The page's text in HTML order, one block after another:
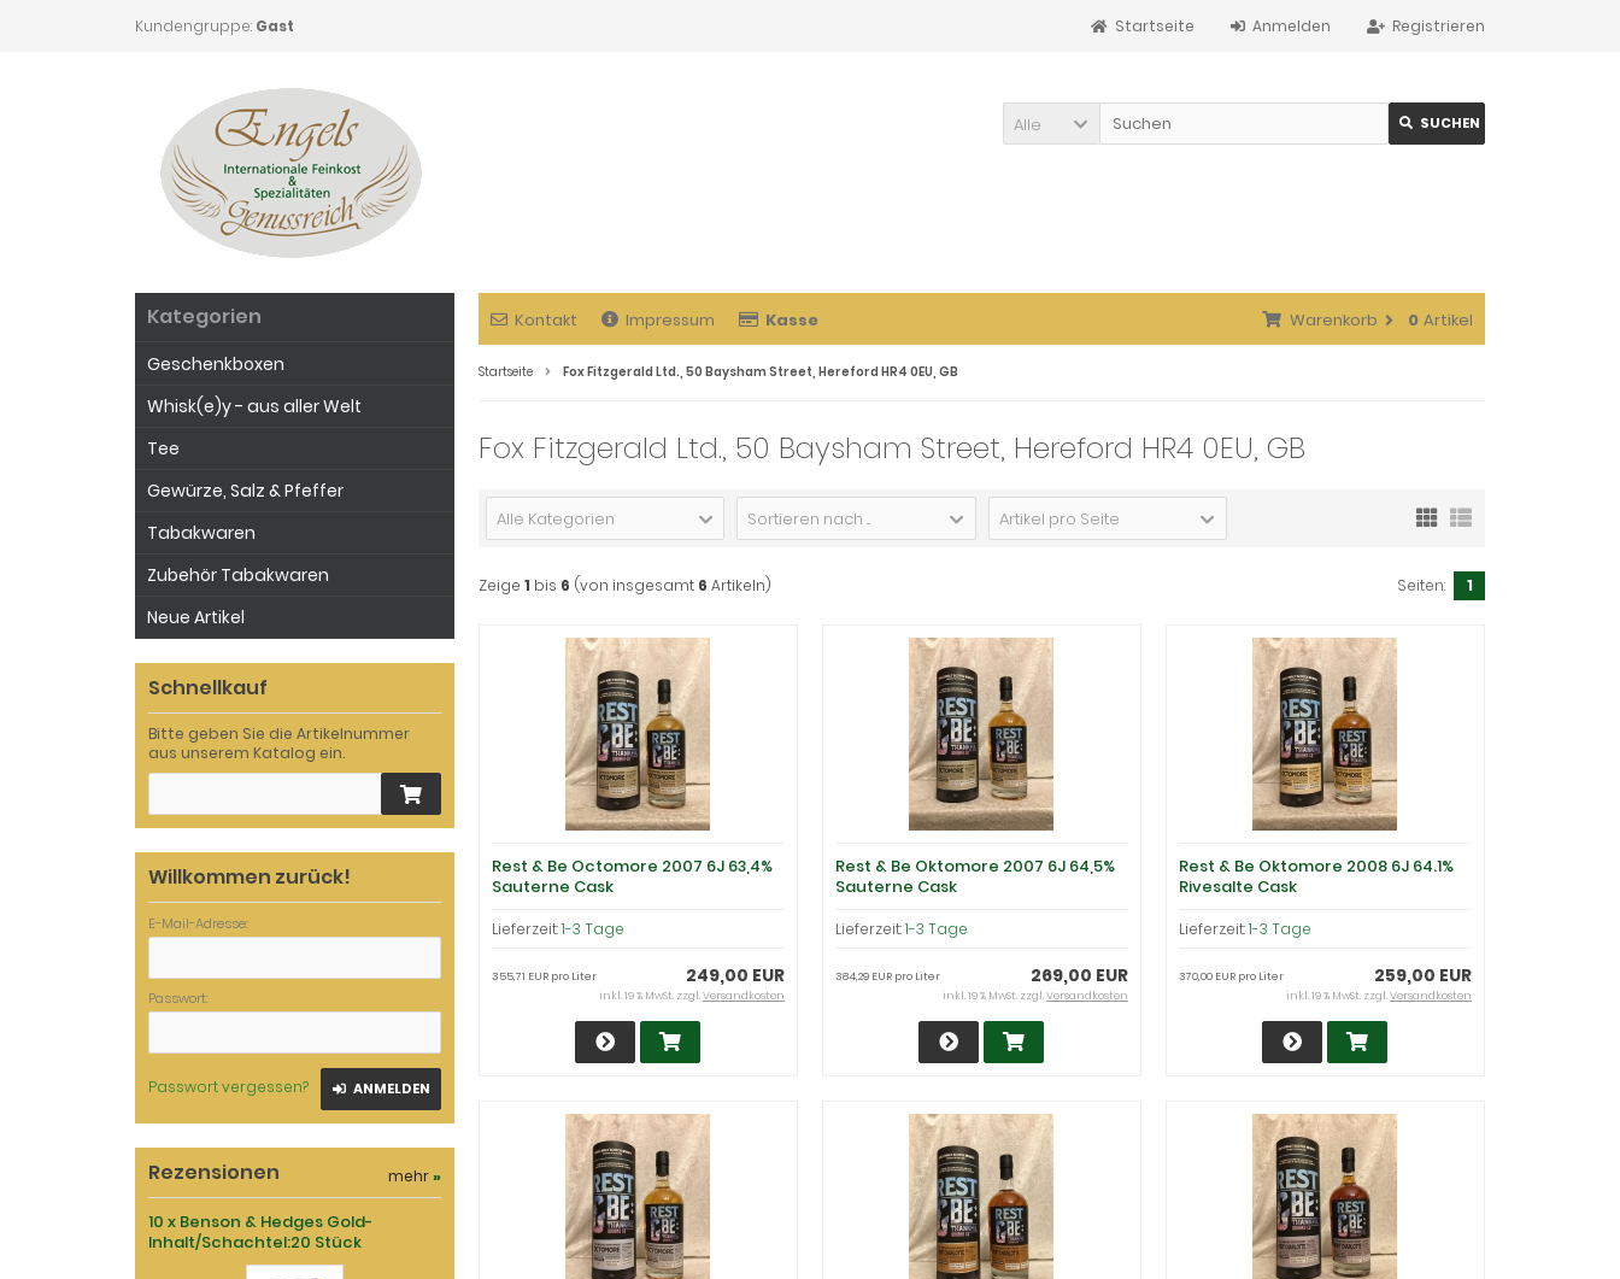
Kundengruppe: Gast Registrieren
Anmelden
Startseite
Alle SUCHEN
Kontakt Impressum Kasse Warenkorb 0 Artikel
Startseite Fox Fitzgerald Ltd., 50 Baysham Street, Hereford HR4 0EU, GB
Fox Fitzgerald Ltd., 50 Baysham Street, Hereford HR4 0EU, GB
Alle Kategorien Sortieren nach ... Artikel pro Seite
Zeige 1 bis 6 (von insgesamt 6 Artikeln) Seiten: 1
Rest & Be Octomore 2007 6J 63,4%
Sauterne Cask
Lieferzeit:1-3 Tage
249,00 EUR
355,71 EUR pro Liter
inkl. 19 % MwSt. zzgl.Versandkosten
Rest & Be Oktomore 2007 6J 64,5%
Sauterne Cask
Lieferzeit:1-3 Tage
269,00 EUR
384,29 EUR pro Liter
inkl. 19 % MwSt. zzgl.Versandkosten
Rest & Be Oktomore 2008 6J 64.1%
Rivesalte Cask
Lieferzeit:1-3 Tage
259,00 EUR
370,00 EUR pro Liter
inkl. 19 % MwSt. zzgl.Versandkosten
Kategorien
Geschenkboxen
Whisk(e)y - aus aller Welt
Tee
Gewürze, Salz & Pfeffer
Tabakwaren
Zubehör Tabakwaren
Neue Artikel
Schnellkauf
Bitte geben Sie die Artikelnummer
aus unserem Katalog ein.
Willkommen zurück!
E-Mail-Adresse:
Passwort:
Passwort vergessen? ANMELDEN
Rezensionen mehr»
10 x Benson & Hedges Gold-
Inhalt/Schachtel:20 Stück